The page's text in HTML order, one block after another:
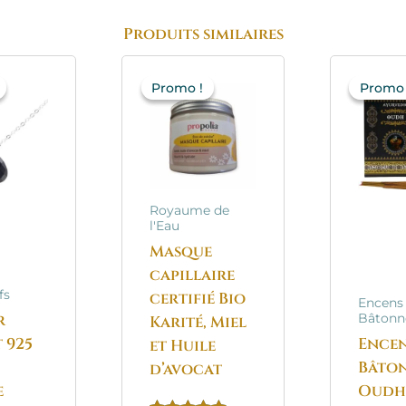
Produits similaires
prix
était :
actuel
Promo !
Promo !
Royaume de
l'Eau
Masque
capillaire
certifié Bio
Karité, Miel
et Huile
d’avocat
prix
initial
était :
20.90€.
Promo
Promo
Encens
Oudh